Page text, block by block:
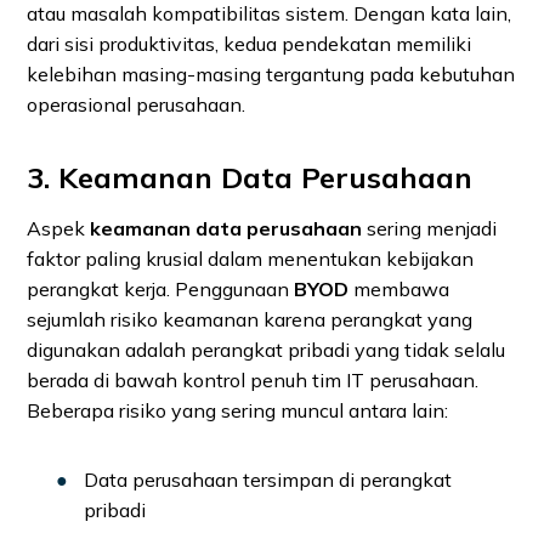
atau masalah kompatibilitas sistem. Dengan kata lain,
dari sisi produktivitas, kedua pendekatan memiliki
kelebihan masing-masing tergantung pada kebutuhan
operasional perusahaan.
3. Keamanan Data Perusahaan
Aspek keamanan data perusahaan sering menjadi
faktor paling krusial dalam menentukan kebijakan
perangkat kerja. Penggunaan BYOD membawa
sejumlah risiko keamanan karena perangkat yang
digunakan adalah perangkat pribadi yang tidak selalu
berada di bawah kontrol penuh tim IT perusahaan.
Beberapa risiko yang sering muncul antara lain:
Data perusahaan tersimpan di perangkat
pribadi